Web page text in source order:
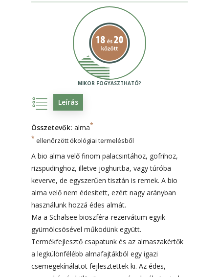
Leírás
Összetevők: alma*
* ellenőrzött ökológiai termelésből
A bio alma velő finom palacsintához, gofrihoz,
rizspudinghoz, illetve joghurtba, vagy túróba
keverve, de egyszerűen tisztán is remek. A bio
alma velő nem édesített, ezért nagy arányban
használunk hozzá édes almát.
Ma a Schalsee bioszféra-rezervátum egyik
gyümölcsösével működünk együtt.
Termékfejlesztő csapatunk és az almaszakértők
a legkülönfélébb almafajtákból egy igazi
csemegekínálatot fejlesztettek ki. Az édes,